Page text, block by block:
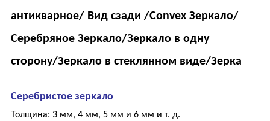
антикварное/ Вид сзади /Convex Зеркало/
Серебряное Зеркало/Зеркало в одну
сторону/Зеркало в стеклянном виде/Зерка
Серебристое зеркало
Толщина: 3 мм, 4 мм, 5 мм и 6 мм и т. д.